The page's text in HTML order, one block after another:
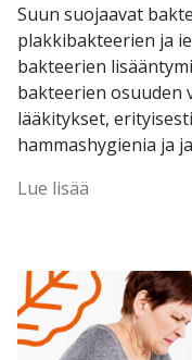
Suun suojaavat
plakkibakteerien ja
bakteerien
bakteerien osuuden
lääkitykset,
hammashygienia ja
Lue lisää